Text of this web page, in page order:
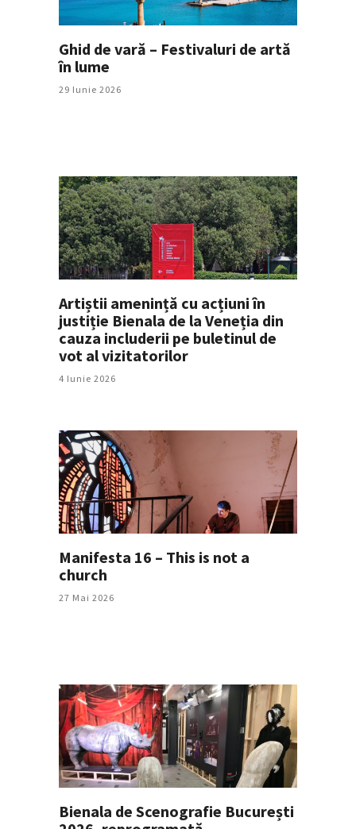
Ghid de vară – Festivaluri de artă
în lume
29 Iunie 2026
Artiștii amenință cu acțiuni în
justiție Bienala de la Veneția din
cauza includerii pe buletinul de
vot al vizitatorilor
4 Iunie 2026
Manifesta 16 – This is not a
church
27 Mai 2026
Bienala de Scenografie București